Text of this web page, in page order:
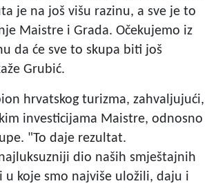
je na još višu razinu, a sve je to
Maistre i Grada. Očekujemo iz
da će sve to skupa biti još
Grubić.
hrvatskog turizma, zahvaljujući,
investicijama Maistre, odnosno
"To daje rezultat.
dio naših smještajnih
u koje smo najviše uložili, daju i